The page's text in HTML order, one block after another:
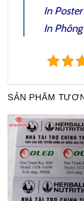
In
In
SẢN PHẨM